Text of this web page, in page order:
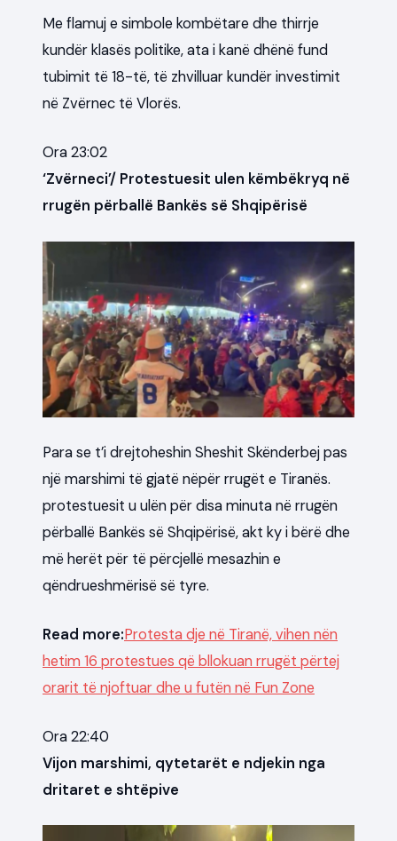
Me flamuj e simbole kombëtare dhe thirrje
kundër klasës politike, ata i kanë dhënë fund
tubimit të 18-të, të zhvilluar kundër investimit
në Zvërnec të Vlorës.
Ora 23:02
‘Zvërneci’/ Protestuesit ulen këmbëkryq në
rrugën përballë Bankës së Shqipërisë
Para se t’i drejtoheshin Sheshit Skënderbej pas
një marshimi të gjatë nëpër rrugët e Tiranës.
protestuesit u ulën për disa minuta në rrugën
përballë Bankës së Shqipërisë, akt ky i bërë dhe
më herët për të përcjellë mesazhin e
qëndrueshmërisë së tyre.
Read more:Protesta dje në Tiranë, vihen nën
hetim 16 protestues që bllokuan rrugët përtej
orarit të njoftuar dhe u futën në Fun Zone
Ora 22:40
Vijon marshimi, qytetarët e ndjekin nga
dritaret e shtëpive